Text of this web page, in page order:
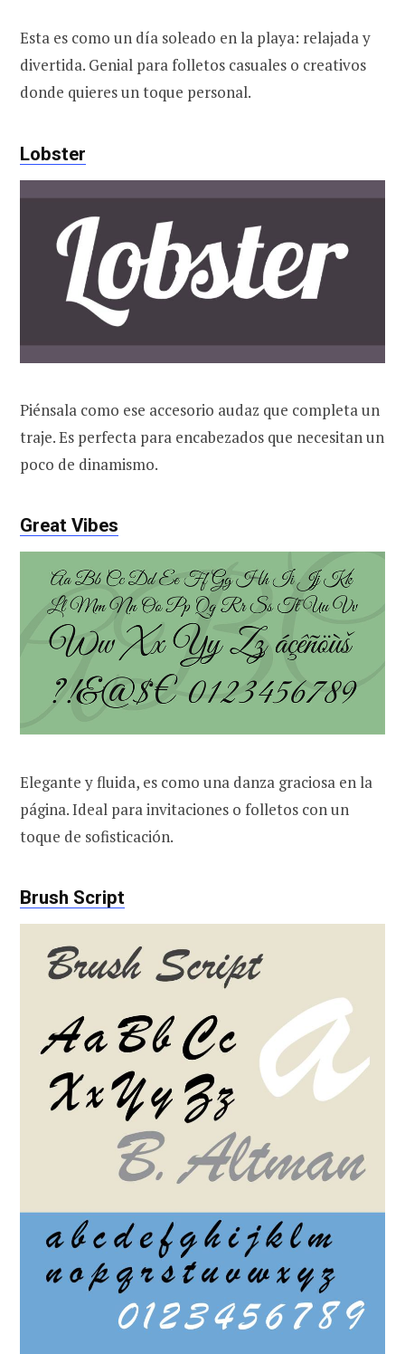
Esta es como un día soleado en la playa: relajada y
divertida. Genial para folletos casuales o creativos
donde quieres un toque personal.
Lobster
Piénsala como ese accesorio audaz que completa un
traje. Es perfecta para encabezados que necesitan un
poco de dinamismo.
Great Vibes
Elegante y fluida, es como una danza graciosa en la
página. Ideal para invitaciones o folletos con un
toque de sofisticación.
Brush Script